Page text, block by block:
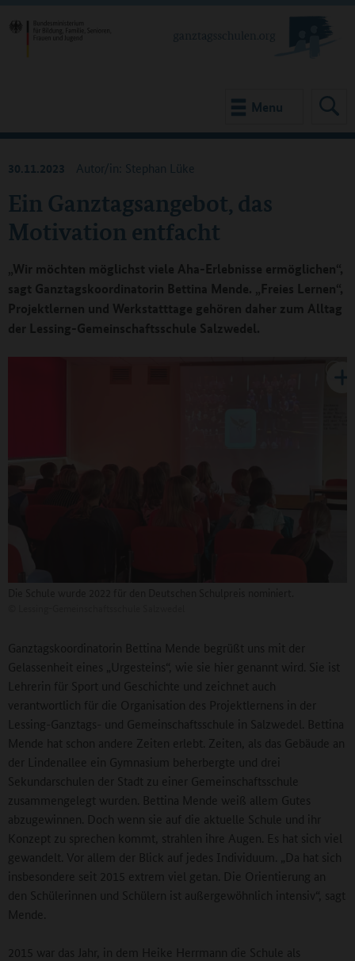
Menu
Ein Ganztagsangebot, das
Motivation entfacht
30.11.2023 Autor/in: Stephan Lüke
„Wir möchten möglichst viele Aha-Erlebnisse ermöglichen“,
sagt Ganztagskoordinatorin Bettina Mende. „Freies Lernen“,
Projektlernen und Werkstatttage gehören daher zum Alltag
der Lessing-Gemeinschaftsschule Salzwedel.
Ganztagskoordinatorin Bettina Mende begrüßt uns mit der
Gelassenheit eines „Urgesteins“, wie sie hier genannt wird. Sie ist
Lehrerin für Sport und Geschichte und zeichnet auch
verantwortlich für die Organisation des Projektlernens in der
Lessing-Ganztags- und Gemeinschaftsschule in Salzwedel. Bettina
Mende hat schon andere Zeiten erlebt. Zeiten, als das Gebäude an
der Lindenallee ein Gymnasium beherbergte und drei
Sekundarschulen der Stadt zu einer Gemeinschaftsschule
zusammengelegt wurden. Bettina Mende weiß allem Gutes
abzugewinnen. Doch wenn sie auf die aktuelle Schule und ihr
Konzept zu sprechen kommt, strahlen ihre Augen. Es hat sich viel
gewandelt. Vor allem der Blick auf jedes Individuum. „Da hat sich
insbesondere seit 2015 extrem viel getan. Die Orientierung an
den Schülerinnen und Schülern ist außergewöhnlich intensiv“, sagt
Mende.
2015 war das Jahr, in dem Heike Herrmann die Schule als